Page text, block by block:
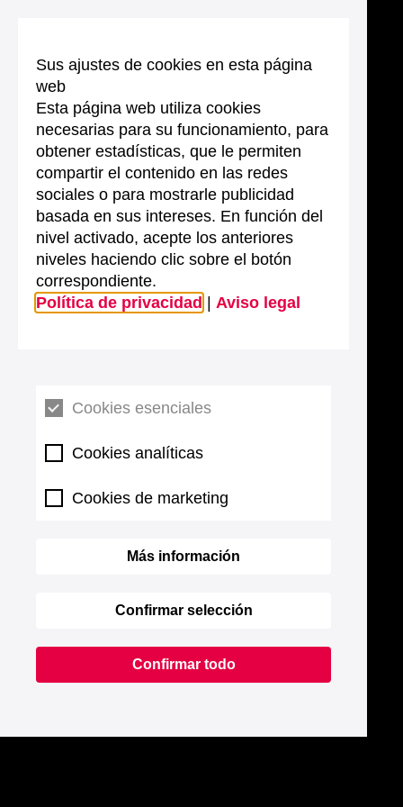
Sus ajustes de cookies en esta página
web
Esta página web utiliza cookies
necesarias para su funcionamiento, para
obtener estadísticas, que le permiten
compartir el contenido en las redes
sociales o para mostrarle publicidad
basada en sus intereses. En función del
nivel activado, acepte los anteriores
niveles haciendo clic sobre el botón
correspondiente.
Política de privacidad
Aviso legal
Cookies esenciales
Cookies analíticas
Cookies de marketing
Más información
Confirmar selección
Confirmar todo